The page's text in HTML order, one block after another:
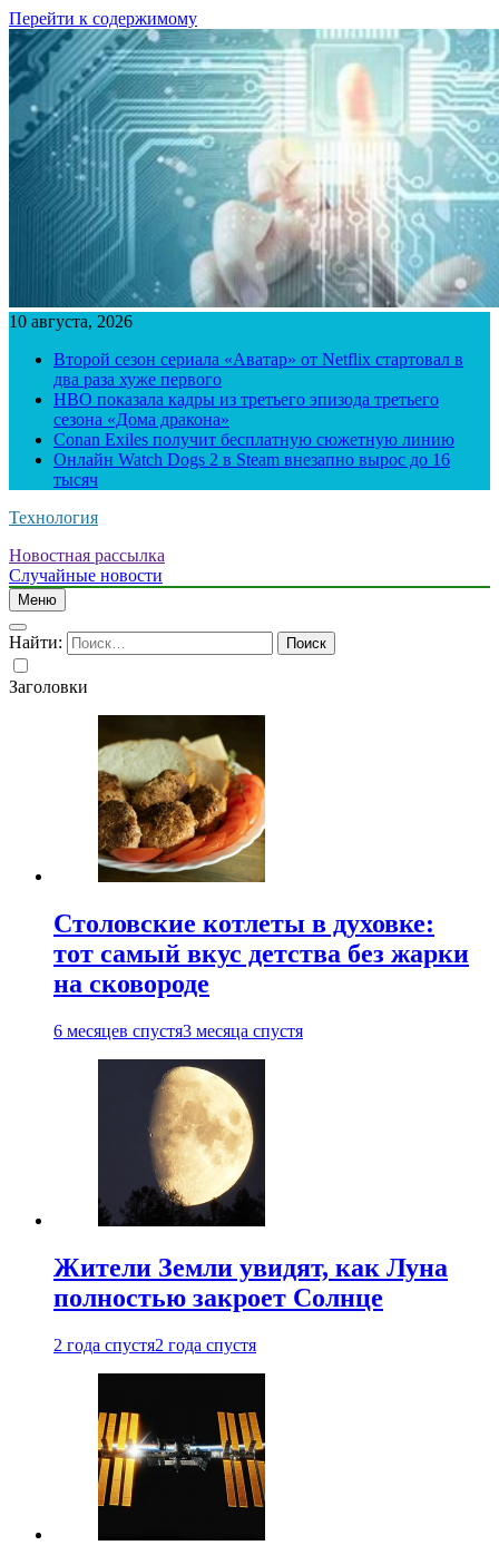
Перейти к содержимому
10 августа, 2026
Второй сезон сериала «Аватар» от Netflix стартовал в
два раза хуже первого
HBO показала кадры из третьего эпизода третьего
сезона «Дома дракона»
Conan Exiles получит бесплатную сюжетную линию
Онлайн Watch Dogs 2 в Steam внезапно вырос до 16
тысяч
Технология
Новостная рассылка
Случайные новости
Меню
Найти:
Заголовки
Столовские котлеты в духовке:
тот самый вкус детства без жарки
на сковороде
6 месяцев спустя3 месяца спустя
Жители Земли увидят, как Луна
полностью закроет Солнце
2 года спустя2 года спустя